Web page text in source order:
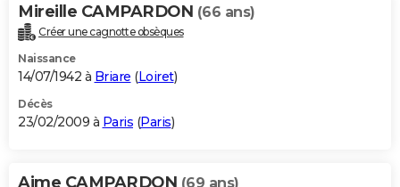
Mireille CAMPARDON (66 ans)
Créer une cagnotte obsèques
Naissance
14/07/1942 à Briare (Loiret)
Décès
23/02/2009 à Paris (Paris)
Aime CAMPARDON (69 ans)